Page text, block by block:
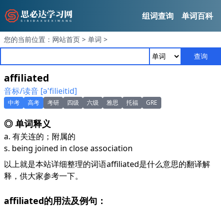
组词查询 单词百科
您的当前位置： 网站首页 > 单词 >
查询
affiliated
音标/读音 [ә'filieitid]
中考 高考 考研 四级 六级 雅思 托福 GRE
◎ 单词释义
a. 有关连的；附属的
s. being joined in close association
以上就是本站详细整理的词语affiliated是什么意思的翻译解
释，供大家参考一下。
affiliated的用法及例句：